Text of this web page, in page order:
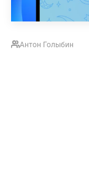
Антон Голыбин